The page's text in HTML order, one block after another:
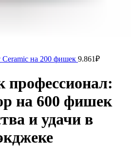
на 200 фишек 9.861₽
профессионал:
на 600 фишек
и удачи в